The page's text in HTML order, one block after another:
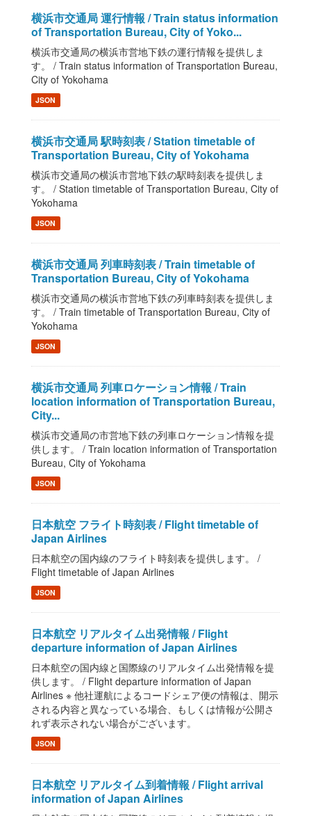
横浜市交通局 運行情報 / Train status information
of Transportation Bureau, City of Yoko...
横浜市交通局の横浜市営地下鉄の運行情報を提供しま
す。 / Train status information of Transportation Bureau,
City of Yokohama
JSON
横浜市交通局 駅時刻表 / Station timetable of
Transportation Bureau, City of Yokohama
横浜市交通局の横浜市営地下鉄の駅時刻表を提供しま
す。 / Station timetable of Transportation Bureau, City of
Yokohama
JSON
横浜市交通局 列車時刻表 / Train timetable of
Transportation Bureau, City of Yokohama
横浜市交通局の横浜市営地下鉄の列車時刻表を提供しま
す。 / Train timetable of Transportation Bureau, City of
Yokohama
JSON
横浜市交通局 列車ロケーション情報 / Train
location information of Transportation Bureau,
City...
横浜市交通局の市営地下鉄の列車ロケーション情報を提
供します。 / Train location information of Transportation
Bureau, City of Yokohama
JSON
日本航空 フライト時刻表 / Flight timetable of
Japan Airlines
日本航空の国内線のフライト時刻表を提供します。 /
Flight timetable of Japan Airlines
JSON
日本航空 リアルタイム出発情報 / Flight
departure information of Japan Airlines
日本航空の国内線と国際線のリアルタイム出発情報を提
供します。 / Flight departure information of Japan
Airlines ※ 他社運航によるコードシェア便の情報は、開示
される内容と異なっている場合、もしくは情報が公開さ
れず表示されない場合がございます。
JSON
日本航空 リアルタイム到着情報 / Flight arrival
information of Japan Airlines